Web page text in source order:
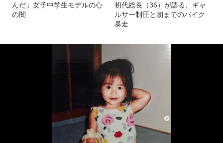
んだ」女子中学生モデルの心
の闇
初代総長（36）が語る、ギャ
ルサー制圧と朝までのバイク
暴走